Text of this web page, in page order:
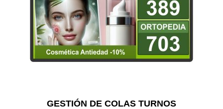
GESTIÓN DE COLAS TURNOS